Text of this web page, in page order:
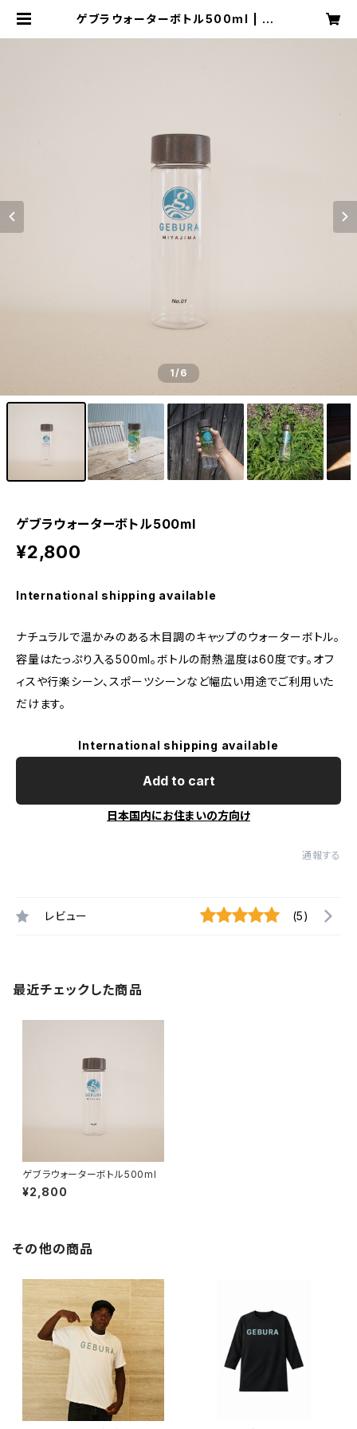
ゲブラウォーターボトル500ml | GE
1/6
ゲブラウォーターボトル500ml
¥2,800
International shipping available
ナチュラルで温かみのある木目調のキャップのウォーターボトル。
容量はたっぷり入る500ml。ボトルの耐熱温度は60度です。オフ
ィスや行楽シーン、スポーツシーンなど幅広い用途でご利用いた
だけます。
International shipping available
Add to cart
日本国内にお住まいの方向け
通報する
レビュー (5)
最近チェックした商品
ゲブラウォーターボトル500ml
¥2,800
その他の商品